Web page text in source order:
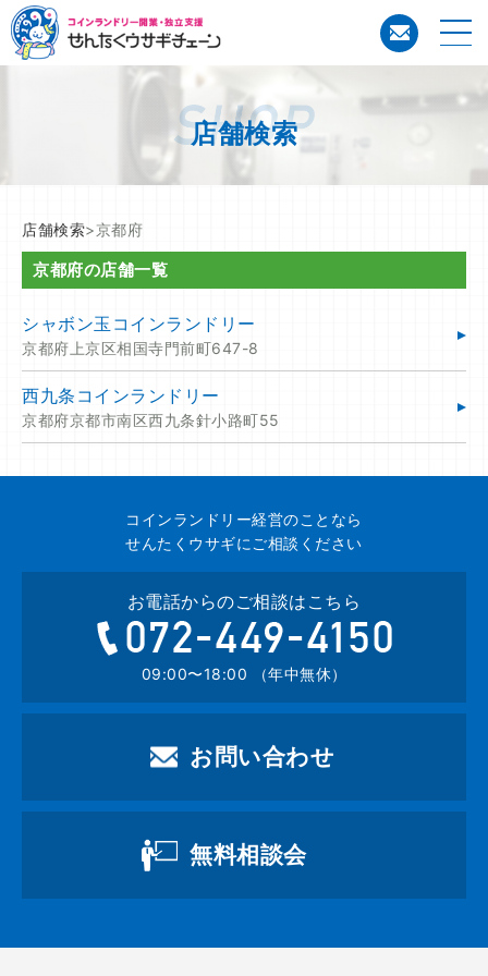
コイン
店舗検索
店舗検索>京都府
京都府の店舗一覧
シャボン玉コインランドリー
京都府上京区相国寺門前町647-8
西九条コインランドリー
京都府京都市南区西九条針小路町55
コインランドリー経営のことなら
せんたくウサギにご相談ください
お電話からのご相談はこちら
09:00〜18:00 （年中無休）
お問い合わせ
無料相談会